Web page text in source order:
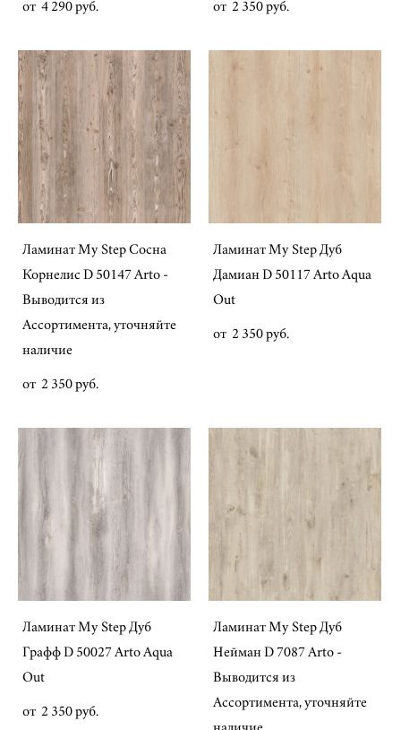
от 4 290 pуб. от 2 350 pуб.
Ламинат My Step Сосна
Корнелис D 50147 Arto -
Выводится из
Ассортимента, уточняйте
наличие
от 2 350 pуб.
Ламинат My Step Дуб
Дамиан D 50117 Arto Aqua
Out
от 2 350 pуб.
Ламинат My Step Дуб
Графф D 50027 Arto Aqua
Out
от 2 350 pуб.
Ламинат My Step Дуб
Нейман D 7087 Arto -
Выводится из
Ассортимента, уточняйте